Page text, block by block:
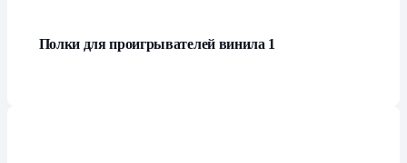
Полки для проигрывателей винила 1